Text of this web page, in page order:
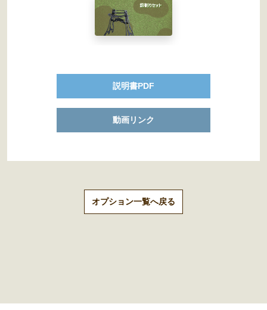
説明書PDF
動画リンク
オプション一覧へ戻る